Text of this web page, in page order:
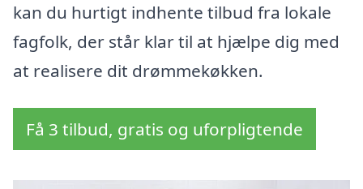
kan du hurtigt indhente tilbud fra lokale
fagfolk, der står klar til at hjælpe dig med
at realisere dit drømmekøkken.
Få 3 tilbud, gratis og uforpligtende